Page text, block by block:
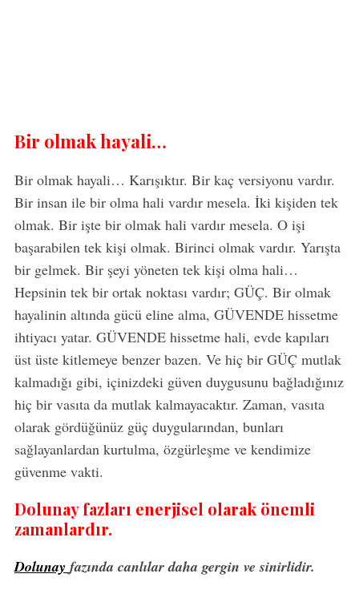
Bir olmak hayali…
Bir olmak hayali… Karışıktır. Bir kaç versiyonu vardır.
Bir insan ile bir olma hali vardır mesela. İki kişiden tek
olmak. Bir işte bir olmak hali vardır mesela. O işi
başarabilen tek kişi olmak. Birinci olmak vardır. Yarışta
bir gelmek. Bir şeyi yöneten tek kişi olma hali…
Hepsinin tek bir ortak noktası vardır; GÜÇ. Bir olmak
hayalinin altında gücü eline alma, GÜVENDE hissetme
ihtiyacı yatar. GÜVENDE hissetme hali, evde kapıları
üst üste kitlemeye benzer bazen. Ve hiç bir GÜÇ mutlak
kalmadığı gibi, içinizdeki güven duygusunu bağladığınız
hiç bir vasıta da mutlak kalmayacaktır. Zaman, vasıta
olarak gördüğünüz güç duygularından, bunları
sağlayanlardan kurtulma, özgürleşme ve kendimize
güvenme vakti.
Dolunay fazları enerjisel olarak önemli
zamanlardır.
Dolunay fazında canlılar daha gergin ve sinirlidir.
S
e
r
c
o